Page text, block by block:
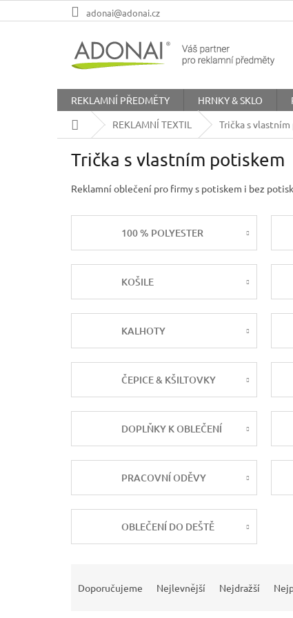
na
adonai@adonai.cz
REKLAMNÍ PŘEDMĚTY HRNKY & SKLO
Domů
REKLAMNÍ TEXTIL Trička s
Trička s vlastním potiskem
Reklamní oblečení pro firmy s potiskem i bez
100 % POLYESTER
KOŠILE
KALHOTY
ČEPICE & KŠILTOVKY
DOPLŇKY K OBLEČENÍ
PRACOVNÍ ODĚVY
OBLEČENÍ DO DEŠTĚ
Doporučujeme Nejlevnější Nejdražší